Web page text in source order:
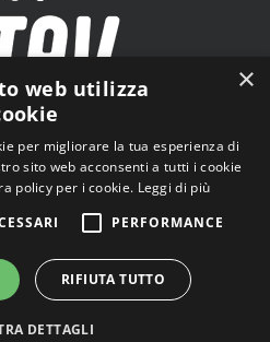
Tiro a Volo - Viale Tiziano
Roma (RM)
i diritti riservati |Privacy Policy
×
web utilizza
per migliorare la tua esperienza di
sito web acconsenti a tutti i cookie
policy per i cookie. Leggi di più
PERFORMANCE
RIFIUTA TUTTO
DETTAGLI